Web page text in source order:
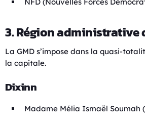
NFD (Nouvelles Forces
3. Région administrative
La GMD s’impose dans la quasi-
la capitale.
Dixinn
Madame Mélia Ismaël Soumah